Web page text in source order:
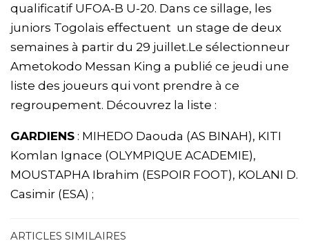
qualificatif UFOA-B U-20. Dans ce sillage, les
juniors Togolais effectuent un stage de deux
semaines à partir du 29 juillet.Le sélectionneur
Ametokodo Messan King a publié ce jeudi une
liste des joueurs qui vont prendre à ce
regroupement. Découvrez la liste :
GARDIENS : MIHEDO Daouda (AS BINAH), KITI
Komlan Ignace (OLYMPIQUE ACADEMIE),
MOUSTAPHA Ibrahim (ESPOIR FOOT), KOLANI D.
Casimir (ESA) ;
ARTICLES SIMILAIRES